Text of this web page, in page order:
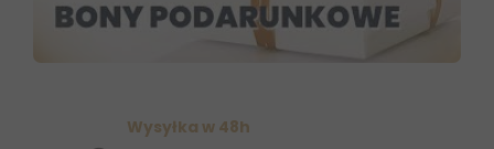
Wysyłka w 48h